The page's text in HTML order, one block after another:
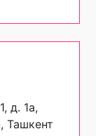
д. 1а,
Ташкент